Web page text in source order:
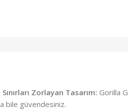
Zorlayan Tasarım: Gorilla
bile güvendesiniz.